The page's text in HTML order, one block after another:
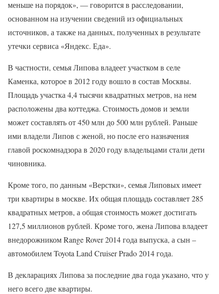
меньше на порядок», — говорится в расследовании,
основанном на изучении сведений из официальных
источников, а также на данных, полученных в результате
утечки сервиса «Яндекс. Еда».
В частности, семья Липова владеет участком в селе
Каменка, которое в 2012 году вошло в состав Москвы.
Площадь участка 4,4 тысячи квадратных метров, на нем
расположены два коттеджа. Стоимость домов и земли
может составлять от 450 млн до 500 млн рублей. Раньше
ими владели Липов с женой, но после его назначения
главой роскомнадзора в 2020 году владельцами стали дети
чиновника.
Кроме того, по данным «Верстки», семья Липовых имеет
три квартиры в москве. Их общая площадь составляет 285
квадратных метров, а общая стоимость может достигать
127,5 миллионов рублей. Кроме того, жена Липова владеет
внедорожником Range Rover 2014 года выпуска, а сын –
автомобилем Toyota Land Cruiser Prado 2014 года.
В декларациях Липова за последние два года указано, что у
него всего две квартиры.